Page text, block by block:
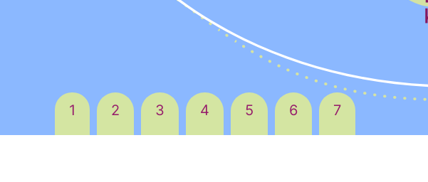
1 2 3 4 5 6 7